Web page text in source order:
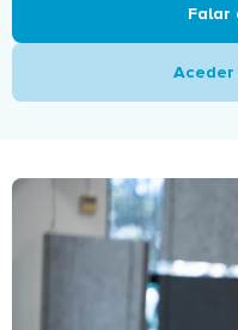
Falar
Aceder